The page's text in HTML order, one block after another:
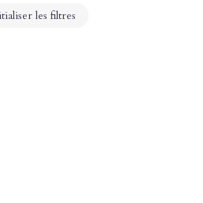
les filtres